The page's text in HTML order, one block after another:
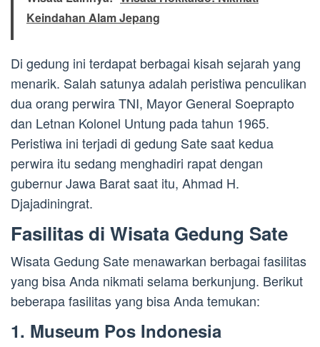
Keindahan Alam Jepang
Di gedung ini terdapat berbagai kisah sejarah yang
menarik. Salah satunya adalah peristiwa penculikan
dua orang perwira TNI, Mayor General Soeprapto
dan Letnan Kolonel Untung pada tahun 1965.
Peristiwa ini terjadi di gedung Sate saat kedua
perwira itu sedang menghadiri rapat dengan
gubernur Jawa Barat saat itu, Ahmad H.
Djajadiningrat.
Fasilitas di Wisata Gedung Sate
Wisata Gedung Sate menawarkan berbagai fasilitas
yang bisa Anda nikmati selama berkunjung. Berikut
beberapa fasilitas yang bisa Anda temukan:
1. Museum Pos Indonesia